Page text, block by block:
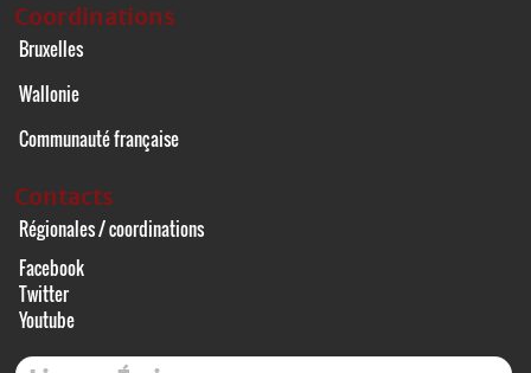
Coordinations
Bruxelles
Wallonie
Communauté française
Contacts
Régionales / coordinations
Facebook
Twitter
Youtube